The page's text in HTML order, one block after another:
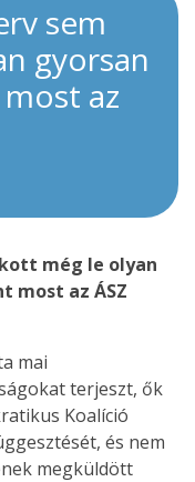
sem
gyorsan
az
még le olyan
most az ÁSZ
mai
terjeszt, ők
Koalíció
és nem
megküldött